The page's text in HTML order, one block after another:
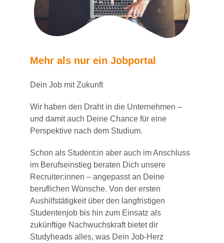
Mehr als nur ein Jobportal
Dein Job mit Zukunft
Wir haben den Draht in die Unternehmen –
und damit auch Deine Chance für eine
Perspektive nach dem Studium.
Schon als Student:in aber auch im Anschluss
im Berufseinstieg beraten Dich unsere
Recruiter:innen – angepasst an Deine
beruflichen Wünsche. Von der ersten
Aushilfstätigkeit über den langfristigen
Studentenjob bis hin zum Einsatz als
zukünftige Nachwuchskraft bietet dir
Studyheads alles, was Dein Job-Herz